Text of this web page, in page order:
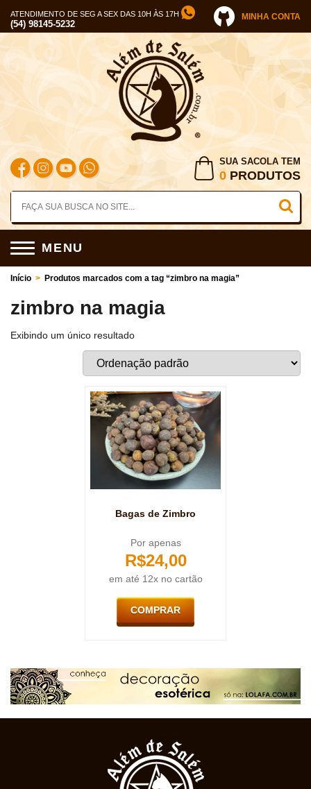
ATENDIMENTO DE SEG A SEX DAS 10H ÀS 17H
(54) 98145-5232
MINHA CONTA
SUA SACOLA TEM
0 PRODUTOS
MENU
Início > Produtos marcados com a tag “zimbro na magia”
zimbro na magia
Exibindo um único resultado
Bagas de Zimbro
Por apenas
R$24,00
em até 12x no cartão
COMPRAR